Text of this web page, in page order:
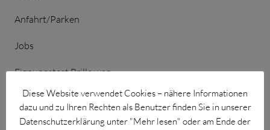
Anfahrt/Parken
Jobs
Eignungstest Brille weg
Eignungstest IPL
Diese Website verwendet Cookies – nähere Informationen
dazu und zu Ihren Rechten als Benutzer finden Sie in unserer
Datenschutzerklärung unter "Mehr lesen" oder am Ende der